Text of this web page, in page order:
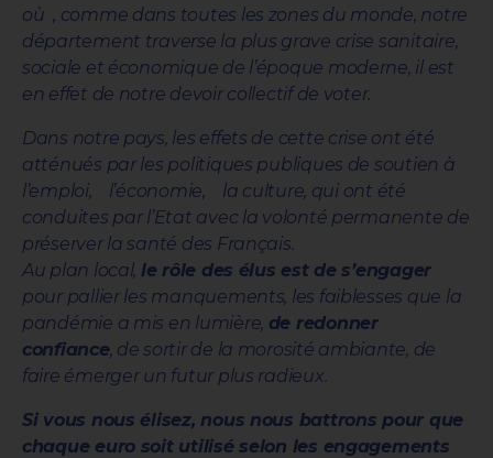
où , comme dans toutes les zones du monde, notre
département traverse la plus grave crise sanitaire,
sociale et économique de l’époque moderne, il est
en effet de notre devoir collectif de voter.
Dans notre pays, les effets de cette crise ont été
atténués par les politiques publiques de soutien à
l’emploi, l’économie, la culture, qui ont été
conduites par l’Etat avec la volonté permanente de
préserver la santé des Français.
Au plan local, le rôle des élus est de s’engager
pour pallier les manquements, les faiblesses que la
pandémie a mis en lumière, de redonner
confiance, de sortir de la morosité ambiante, de
faire émerger un futur plus radieux.
Si vous nous élisez, nous nous battrons pour que
chaque euro soit utilisé selon les engagements